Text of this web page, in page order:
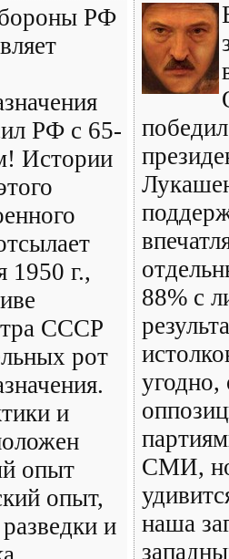
РФ
РФ с 65-
Истории
1950 г.,
СССР
рот
и
опыт
опыт,
и
88% с
угодно,
СМИ,
наша